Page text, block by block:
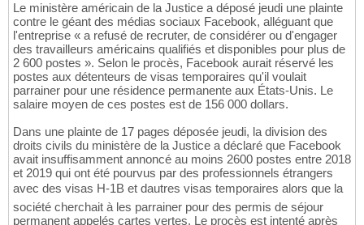
Le ministère américain de la Justice a déposé jeudi une plainte
contre le géant des médias sociaux Facebook, alléguant que
l'entreprise « a refusé de recruter, de considérer ou d'engager
des travailleurs américains qualifiés et disponibles pour plus de
2 600 postes ». Selon le procès, Facebook aurait réservé les
postes aux détenteurs de visas temporaires qu'il voulait
parrainer pour une résidence permanente aux États-Unis. Le
salaire moyen de ces postes est de 156 000 dollars.
Dans une plainte de 17 pages déposée jeudi, la division des
droits civils du ministère de la Justice a déclaré que Facebook
avait insuffisamment annoncé au moins 2600 postes entre 2018
et 2019 qui ont été pourvus par des professionnels étrangers
avec des visas H-1B et dautres visas temporaires alors que la
société cherchait à les parrainer pour des permis de séjour
permanent appelés cartes vertes. Le procès est intenté après